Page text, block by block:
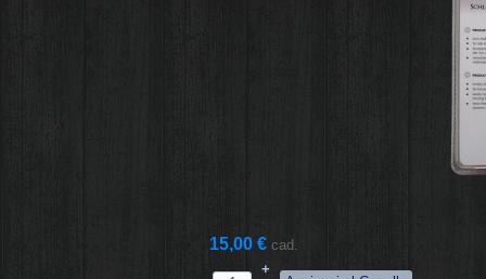
15,00 € cad.
+